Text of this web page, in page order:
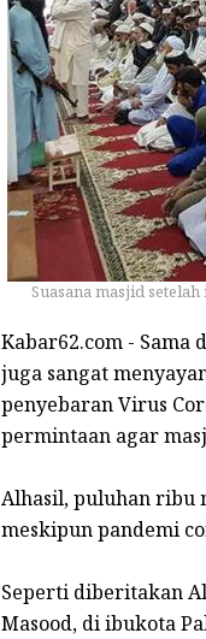
Suasana masjid
Kabar62.com - Sama
juga sangat
penyebaran Virus
permintaan agar
Alhasil, puluhan ribu
meskipun pandemi
Seperti diberitakan
Masood, di ibukota